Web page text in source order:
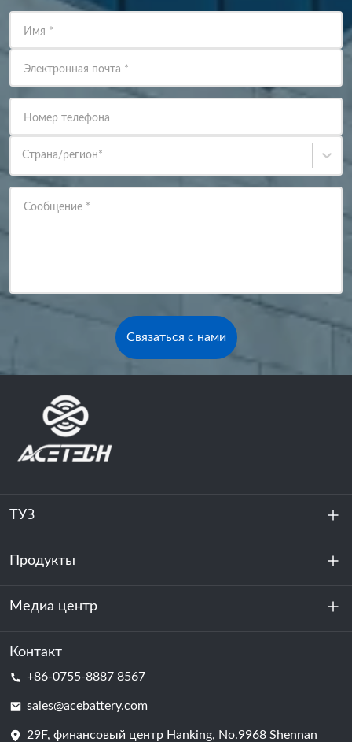
Имя *
Электронная почта *
Номер телефона
Страна/регион*
Сообщение *
Связаться с нами
ТУЗ
О нас
устойчивость
Продукты
Хранение энергии
Центр обработки данных и серверная комната
Батарейная ячейка
Медиа центр
Новости
Контакт
+86-0755-8887 8567
sales@acebattery.com
29F, финансовый центр Hanking, No.9968 Shennan